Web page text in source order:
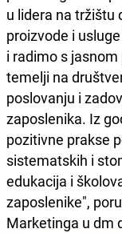
u lidera na tržištu
proizvode i
i radimo s
temelji na
poslovanju i
zaposlenika. Iz
pozitivne prakse
sistematskih i
edukacija i
zaposlenike",
Marketinga u dm